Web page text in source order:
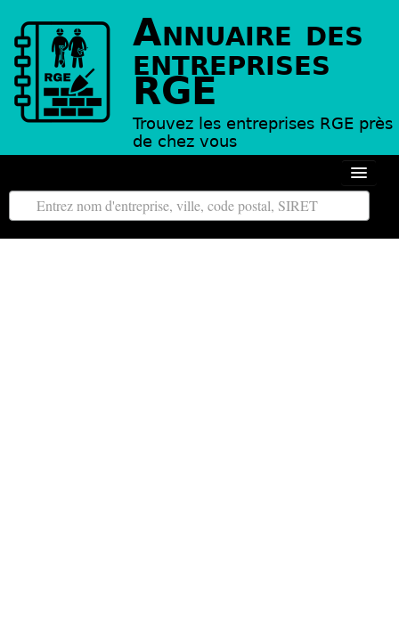
Annuaire des
entreprises
RGE
Trouvez les entreprises RGE près
de chez vous
Autour de moi